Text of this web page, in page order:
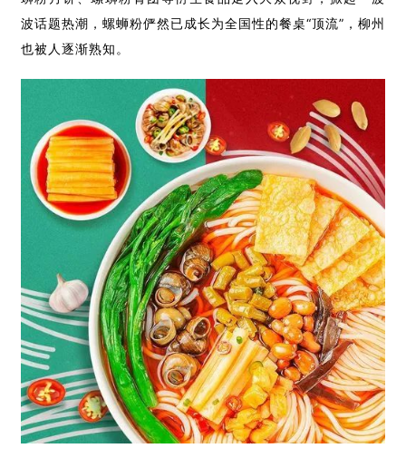
波话题热潮，螺蛳粉俨然已成长为全国性的餐桌“顶流”，柳州
也被人逐渐熟知。